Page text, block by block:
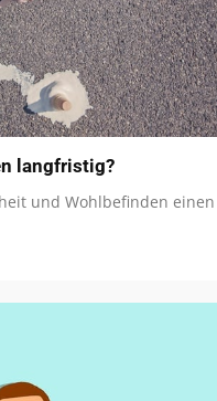
langfristig?
und Wohlbefinden